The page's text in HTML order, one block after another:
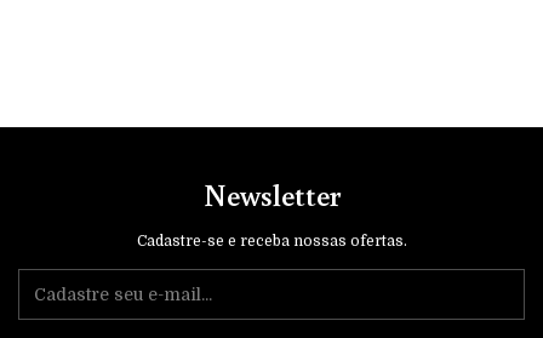
Newsletter
Cadastre-se e receba nossas ofertas.